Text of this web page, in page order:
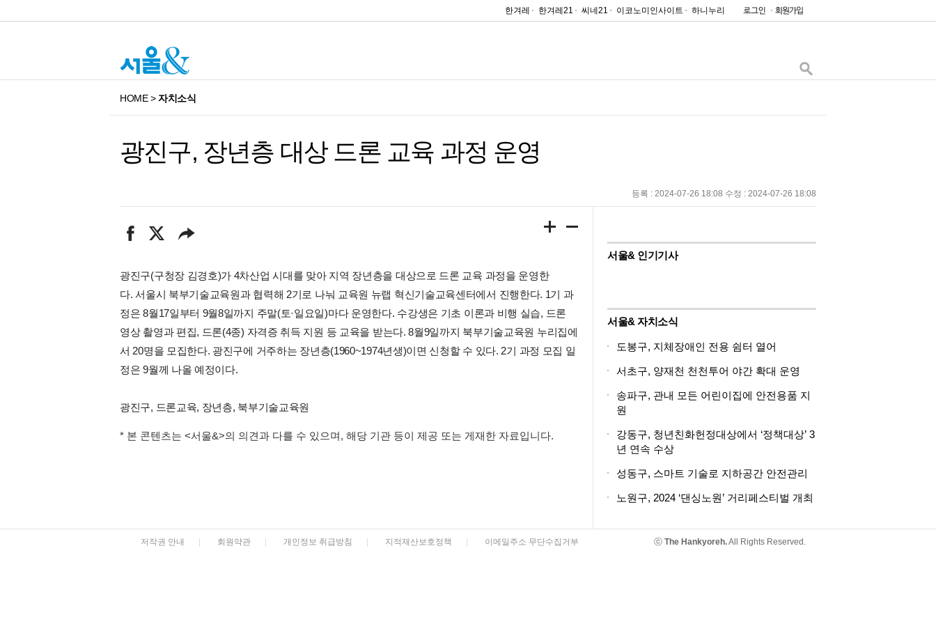
한겨레 한겨레21 씨네21 이코노미인사이트 하니누리
HOME>자치소식
광진구, 장년층 대상 드론 교육 과정 운영
등록 : 2024-07-26 18:08 수정 : 2024-07-26 18:08
광진구(구청장 김경호)가 4차산업 시대를 맞아 지역 장년층을 대상으로 드론 교육 과정을 운영한
다. 서울시 북부기술교육원과 협력해 2기로 나눠 교육원 뉴랩 혁신기술교육센터에서 진행한다. 1기 과
정은 8월17일부터 9월8일까지 주말(토·일요일)마다 운영한다. 수강생은 기초 이론과 비행 실습, 드론
영상 촬영과 편집, 드론(4종) 자격증 취득 지원 등 교육을 받는다. 8월9일까지 북부기술교육원 누리집에
서 20명을 모집한다. 광진구에 거주하는 장년층(1960~1974년생)이면 신청할 수 있다. 2기 과정 모집 일
정은 9월께 나올 예정이다.
광진구, 드론교육, 장년층, 북부기술교육원
* 본 콘텐츠는 <서울&>의 의견과 다를 수 있으며, 해당 기관 등이 제공 또는 게재한 자료입니다.
서울& 인기기사
서울& 자치소식
도봉구, 지체장애인 전용 쉼터 열어
서초구, 양재천 천천투어 야간 확대 운영
송파구, 관내 모든 어린이집에 안전용품 지
원
강동구, 청년친화헌정대상에서 ‘정책대상’ 3
년 연속 수상
성동구, 스마트 기술로 지하공간 안전관리
노원구, 2024 ‘댄싱노원’ 거리페스티벌 개최
저작권 안내 | 회원약관 | 개인정보 취급방침 | 지적재산보호정책 | 이메일주소 무단수집거부 ⓒ The Hankyoreh.All Rights Reserved.